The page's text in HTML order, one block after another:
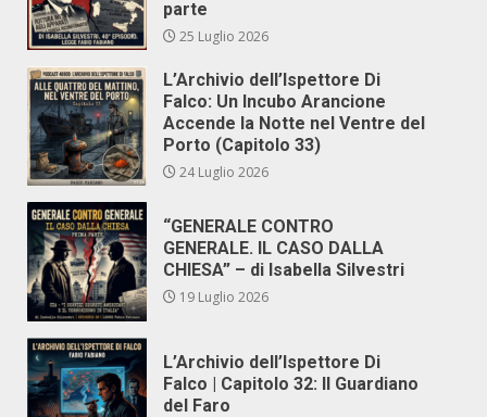
parte
25 Luglio 2026
L’Archivio dell’Ispettore Di
Falco: Un Incubo Arancione
Accende la Notte nel Ventre del
Porto (Capitolo 33)
24 Luglio 2026
“GENERALE CONTRO
GENERALE. IL CASO DALLA
CHIESA” – di Isabella Silvestri
19 Luglio 2026
L’Archivio dell’Ispettore Di
Falco | Capitolo 32: Il Guardiano
del Faro